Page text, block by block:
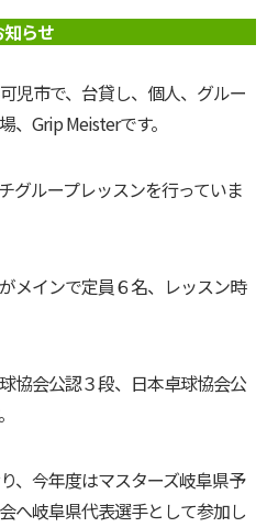
知らせ
児市で、台貸し、個人、グルー
、Grip Meisterです。
グループレッスンを行っていま
メインで定員６名、レッスン時
協会公認３段、日本卓球協会公
、今年度はマスターズ岐阜県予
へ岐阜県代表選手として参加し